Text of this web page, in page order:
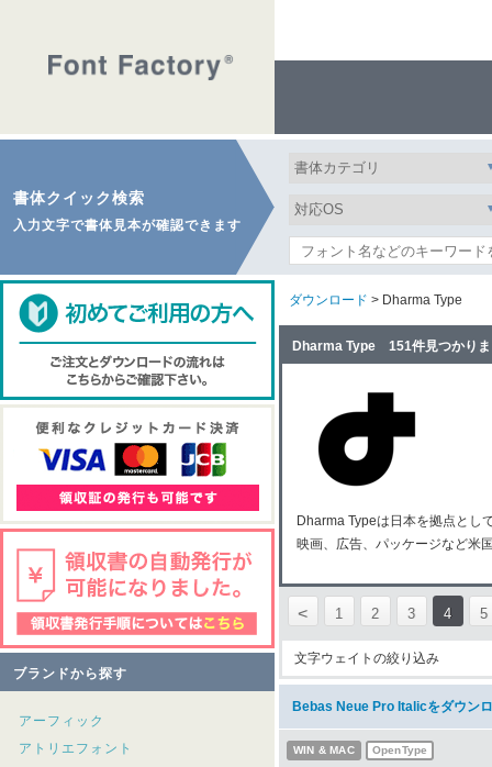
書体クイック検索
入力文字で書体見本が確認できます
ブランドから探す
アーフィック
アトリエフォント
ダウンロード > Dharma Type
Dharma Type 151件見つかり
Dharma Typeは日本を拠点とし
映画、広告、パッケージなど米
< 1 2 3 4 5
文字ウェイトの絞り込み
Bebas Neue Pro Italicをダウン
WIN & MAC OpenType